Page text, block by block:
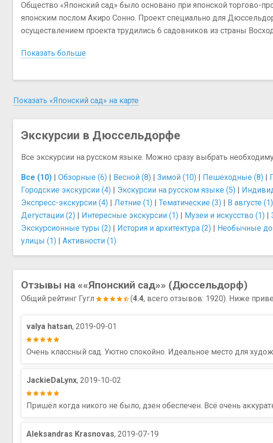
Общество «Японский сад» было основано при японской торгово-
японским послом Акиро Сонно. Проект специально для
осуществлением проекта трудились 6 садовников из страны
Показать больше
Показать «Японский сад» на карте
Экскурсии в Дюссельдорфе
Все экскурсии на русском языке. Можно сразу выбрать
Все (10) Обзорные (6) Весной (8) Зимой (10) Пешеходные (8)
Городские экскурсии (4)
Экскурсии на русском языке (5)
Экспресс-экскурсии (4)
Летние (1) Тематические (3) В августе (1)
Дегустации (2)
Интересные экскурсии (1) Музеи и искусство (1)
Экскурсионные туры (2)
История и архитектура (2) Необычные
улицы (1)
Активности (1)
Отзывы на ««Японский сад»» (Дюссельдорф)
Общий рейтинг Гугл (4.4, всего отзывов: 1920). Ниже
valya hatsan, 2019-09-01
Очень классный сад. Уютно спокойно. Идеальное место для
JackieDaLynx, 2019-10-02
Пришёл когда никого не было, дзен обеспечен. Всё очень
Aleksandras Krasnovas, 2019-07-19